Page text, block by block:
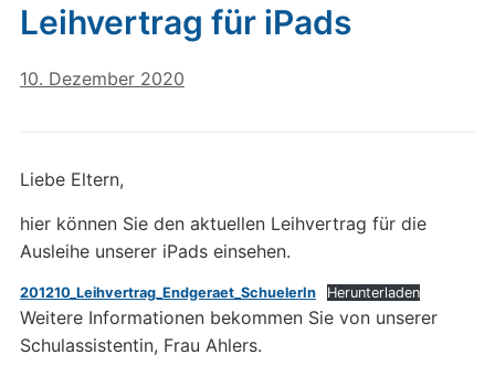
Leihvertrag für iPads
10. Dezember 2020
Liebe Eltern,
hier können Sie den aktuellen Leihvertrag für die
Ausleihe unserer iPads einsehen.
201210_Leihvertrag_Endgeraet_SchuelerIn Herunterladen
Weitere Informationen bekommen Sie von unserer
Schulassistentin, Frau Ahlers.